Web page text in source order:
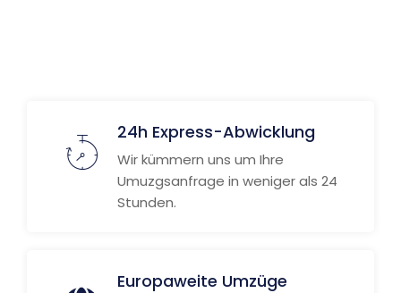
24h Express-Abwicklung
Wir kümmern uns um Ihre
Umuzgsanfrage in weniger als 24
Stunden.
Europaweite Umzüge